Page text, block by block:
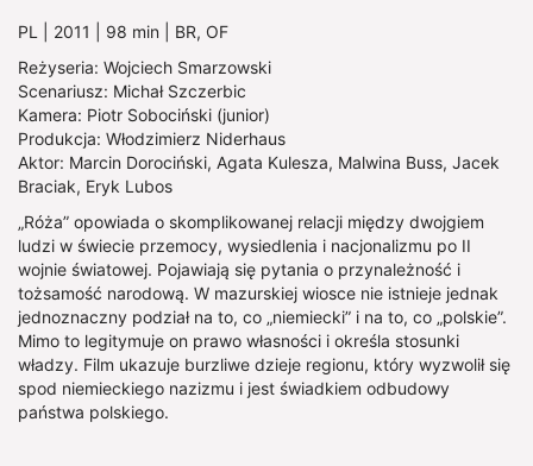
PL | 2011 | 98 min | BR, OF
Reżyseria: Wojciech Smarzowski
Scenariusz: Michał Szczerbic
Kamera: Piotr Sobociński (junior)
Produkcja: Włodzimierz Niderhaus
Aktor: Marcin Dorociński, Agata Kulesza, Malwina Buss, Jacek
Braciak, Eryk Lubos
„Róża” opowiada o skomplikowanej relacji między dwojgiem
ludzi w świecie przemocy, wysiedlenia i nacjonalizmu po II
wojnie światowej. Pojawiają się pytania o przynależność i
tożsamość narodową. W mazurskiej wiosce nie istnieje jednak
jednoznaczny podział na to, co „niemiecki” i na to, co „polskie”.
Mimo to legitymuje on prawo własności i określa stosunki
władzy. Film ukazuje burzliwe dzieje regionu, który wyzwolił się
spod niemieckiego nazizmu i jest świadkiem odbudowy
państwa polskiego.